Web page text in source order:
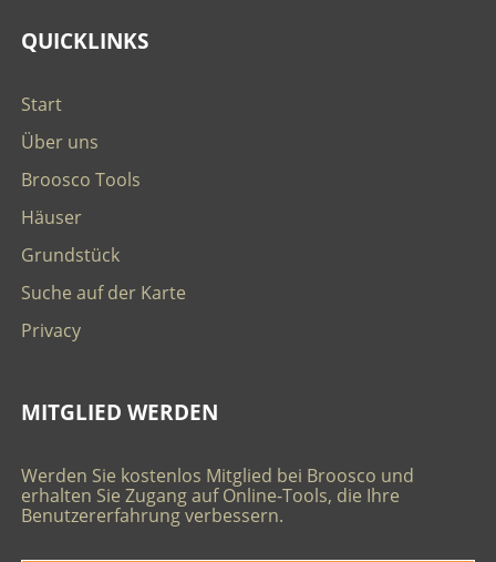
QUICKLINKS
Start
Über uns
Broosco Tools
Häuser
Grundstück
Suche auf der Karte
Privacy
MITGLIED WERDEN
Werden Sie kostenlos Mitglied bei Broosco und
erhalten Sie Zugang auf Online-Tools, die Ihre
Benutzererfahrung verbessern.